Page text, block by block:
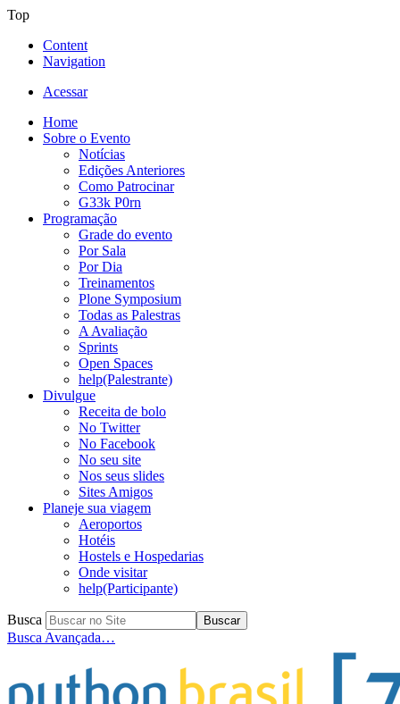
Top
Content
Navigation
Acessar
Home
Sobre o Evento
Notícias
Edições Anteriores
Como Patrocinar
G33k P0rn
Programação
Grade do evento
Por Sala
Por Dia
Treinamentos
Plone Symposium
Todas as Palestras
A Avaliação
Sprints
Open Spaces
help(Palestrante)
Divulgue
Receita de bolo
No Twitter
No Facebook
No seu site
Nos seus slides
Sites Amigos
Planeje sua viagem
Aeroportos
Hotéis
Hostels e Hospedarias
Onde visitar
help(Participante)
Busca
Busca Avançada…